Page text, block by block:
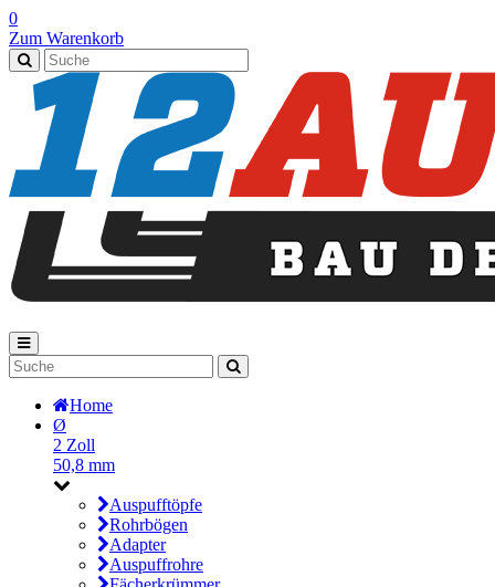
0
Zum Warenkorb
Home
Ø
2 Zoll
50,8 mm
Auspufftöpfe
Rohrbögen
Adapter
Auspuffrohre